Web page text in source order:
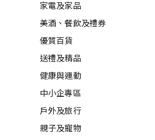
家電及家品
美酒、餐飲及禮券​
優質百貨
送禮及精品
健康與運動
中小企專區
戶外及旅行
親子及寵物